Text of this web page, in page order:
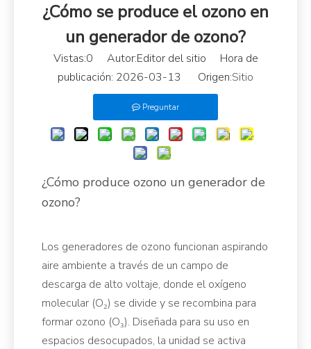
¿Cómo se produce el ozono en
un generador de ozono?
Vistas:0 Autor:Editor del sitio Hora de
publicación: 2026-03-13 Origen:Sitio
Preguntar
¿Cómo produce ozono un generador de
ozono?
Los generadores de ozono funcionan aspirando
aire ambiente a través de un campo de
descarga de alto voltaje, donde el oxígeno
molecular (O₂) se divide y se recombina para
formar ozono (O₃). Diseñada para su uso en
espacios desocupados, la unidad se activa